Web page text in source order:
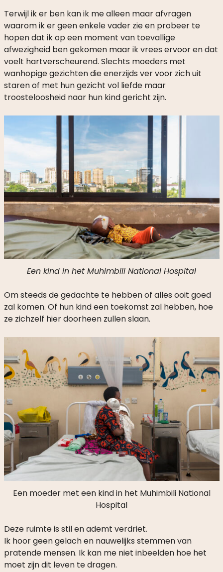
waarom ik er geen enkele vader zie en probeer te
hopen dat ik op een moment van toevallige
afwezigheid ben gekomen maar ik vrees ervoor en dat
voelt hartverscheurend. Slechts moeders met
wanhopige gezichten die enerzijds ver voor zich uit
staren of met hun gezicht vol liefde maar
troosteloosheid naar hun kind gericht zijn.
Een kind in het Muhimbili National Hospital
zal komen. Of hun kind een toekomst zal hebben, hoe
ze zichzelf hier doorheen zullen slaan.
Een moeder met een kind in het Muhimbili National
Hospital
Ik hoor geen gelach en nauwelijks stemmen van
pratende mensen. Ik kan me niet inbeelden hoe het
moet zijn dit leven te dragen.